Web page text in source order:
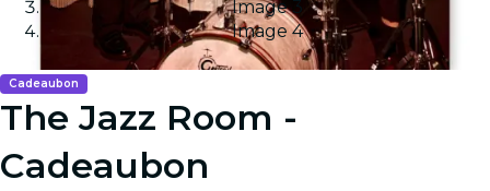
Image 3
Image 4
Cadeaubon
The Jazz Room -
Cadeaubon